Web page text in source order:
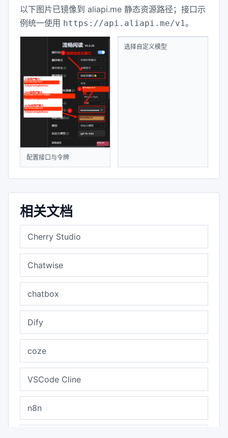
以下图片已镜像到 aliapi.me 静态资源路径；接口示
例统一使用 https://api.aliapi.me/v1。
配置接口与令牌
相关文档
Cherry Studio
Chatwise
chatbox
Dify
coze
VSCode Cline